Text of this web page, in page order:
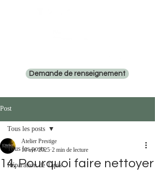
Demande de renseignement
Post
Tous les posts
Réparation de Tapis
Tous les posts
14. Pourquoi faire nettoyer
Atelier Prestige
10 avr. 20252 min de lecture